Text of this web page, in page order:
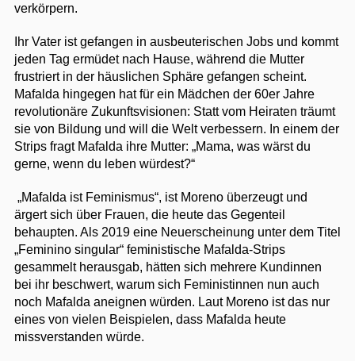
verkörpern.
Ihr Vater ist gefangen in ausbeuterischen Jobs und kommt
jeden Tag ermüdet nach Hause, während die Mutter
frustriert in der häuslichen Sphäre gefangen scheint.
Mafalda hingegen hat für ein Mädchen der 60er Jahre
revolutionäre Zukunftsvisionen: Statt vom Heiraten träumt
sie von Bildung und will die Welt verbessern. In einem der
Strips fragt Mafalda ihre Mutter: „Mama, was wärst du
gerne, wenn du leben würdest?“
„Mafalda ist Feminismus“, ist Moreno überzeugt und
ärgert sich über Frauen, die heute das Gegenteil
behaupten. Als 2019 eine Neuerscheinung unter dem Titel
„Feminino singular“ feministische Mafalda-Strips
gesammelt herausgab, hätten sich mehrere Kundinnen
bei ihr beschwert, warum sich Feministinnen nun auch
noch Mafalda aneignen würden. Laut Moreno ist das nur
eines von vielen Beispielen, dass Mafalda heute
missverstanden würde.